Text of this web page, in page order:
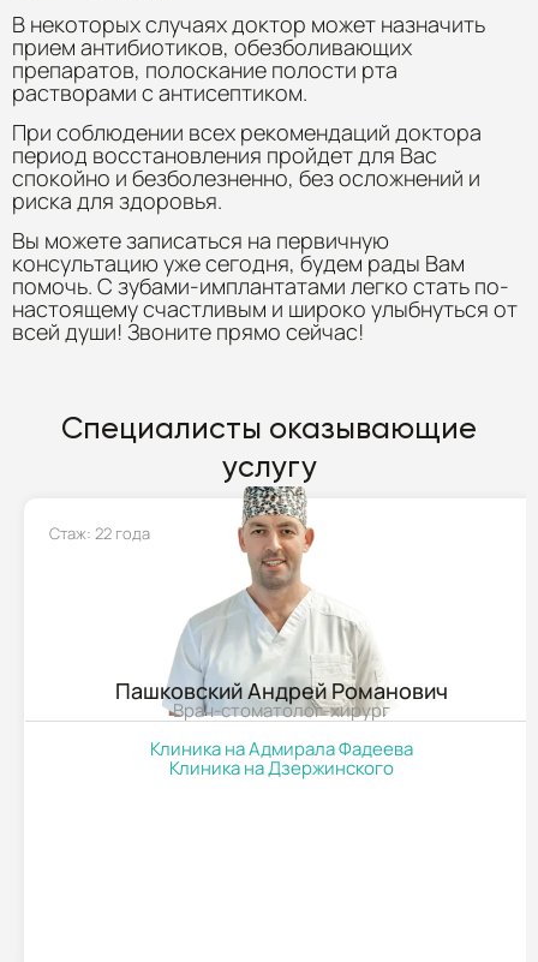
В некоторых случаях доктор может назначить
прием антибиотиков, обезболивающих
препаратов, полоскание полости рта
растворами с антисептиком.
При соблюдении всех рекомендаций доктора
период восстановления пройдет для Вас
спокойно и безболезненно, без осложнений и
риска для здоровья.
Вы можете записаться на первичную
консультацию уже сегодня, будем рады Вам
помочь. С зубами-имплантатами легко стать по-
настоящему счастливым и широко улыбнуться от
всей души! Звоните прямо сейчас!
Специалисты оказывающие
услугу
Стаж: 22 года
Пашковский Андрей Романович
Врач-стоматолог-хирург
Клиника на Адмирала Фадеева
Клиника на Дзержинского